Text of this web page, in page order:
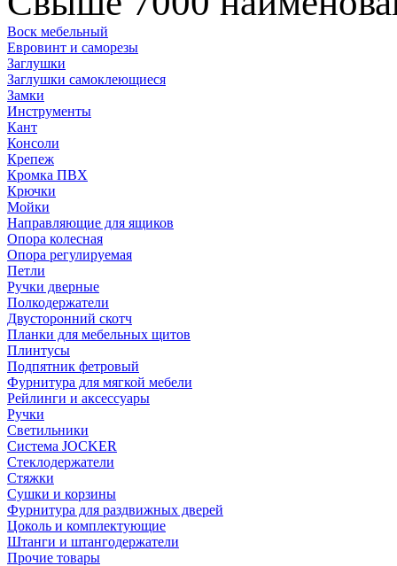
Воск мебельный
Евровинт и саморезы
Заглушки
Заглушки самоклеющиеся
Замки
Инструменты
Кант
Консоли
Крепеж
Кромка ПВХ
Крючки
Мойки
Направляющие для ящиков
Опора колесная
Опора регулируемая
Петли
Ручки дверные
Полкодержатели
Двусторонний скотч
Планки для мебельных щитов
Плинтусы
Подпятник фетровый
Фурнитура для мягкой мебели
Рейлинги и аксессуары
Ручки
Светильники
Система JOCKER
Стеклодержатели
Стяжки
Сушки и корзины
Фурнитура для раздвижных дверей
Цоколь и комплектующие
Штанги и штангодержатели
Прочие товары